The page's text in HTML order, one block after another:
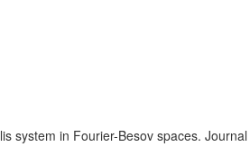
system in Fourier-Besov spaces.